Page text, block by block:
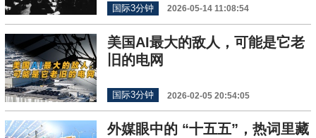
国际3分钟 2026-05-14 11:08:54
美国AI最大的敌人，可能是它老
旧的电网
国际3分钟 2026-02-05 20:54:05
外媒眼中的 “十五五”，热词里藏